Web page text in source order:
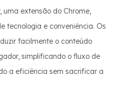
uma extensão do Chrome,
tecnologia e conveniência. Os
facilmente o conteúdo
simplificando o fluxo de
a eficiência sem sacrificar a